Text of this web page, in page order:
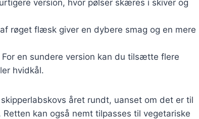
version, hvor pølser skæres i skiver og
røget flæsk giver en dybere smag og en mere
For en sundere version kan du tilsætte flere
hvidkål.
året rundt, uanset om det er til
kan også nemt tilpasses til vegetariske